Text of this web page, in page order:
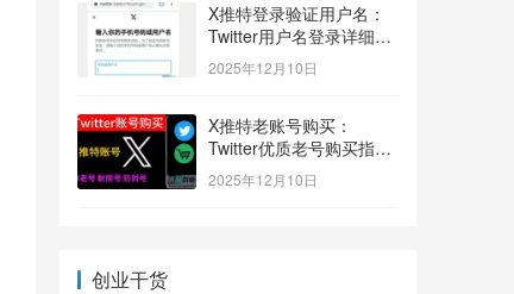
X推特登录验证用户名：
Twitter用户名登录详细指
南！
2025年12月10日
X推特老账号购买：
Twitter优质老号购买指
南！
2025年12月10日
创业干货